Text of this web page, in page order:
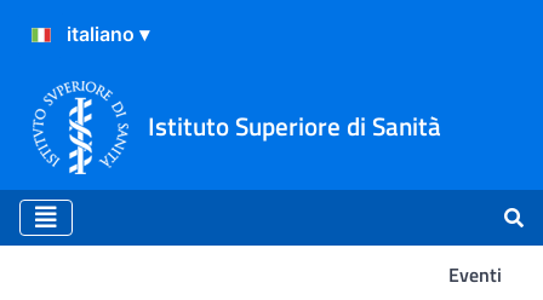
Istituto Superiore di Sanità
Eventi